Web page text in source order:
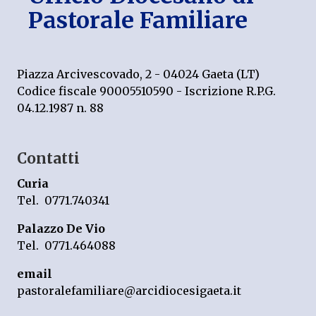
Pastorale Familiare
Piazza Arcivescovado, 2 - 04024 Gaeta (LT)
Codice fiscale 90005510590 - Iscrizione R.P.G.
04.12.1987 n. 88
Contatti
Curia
Tel. 0771.740341
Palazzo De Vio
Tel. 0771.464088
email
pastoralefamiliare@arcidiocesigaeta.it